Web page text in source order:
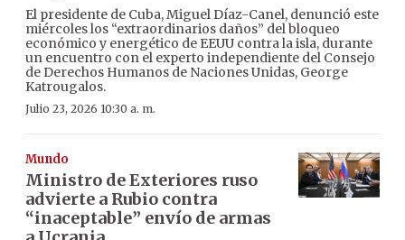
El presidente de Cuba, Miguel Díaz-Canel, denunció este
miércoles los “extraordinarios daños” del bloqueo
económico y energético de EEUU contra la isla, durante
un encuentro con el experto independiente del Consejo
de Derechos Humanos de Naciones Unidas, George
Katrougalos.
Julio 23, 2026 10:30 a. m.
Mundo
Ministro de Exteriores ruso
advierte a Rubio contra
“inaceptable” envío de armas